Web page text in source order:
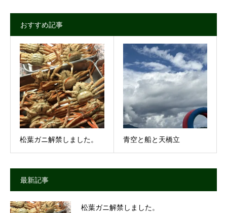
おすすめ記事
松葉ガニ解禁しました。 青空と船と天橋立
最新記事
松葉ガニ解禁しました。